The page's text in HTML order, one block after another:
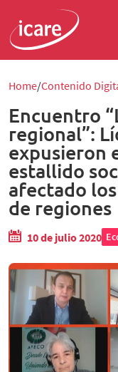
Home Contenido
Encuentro
regional”:
expusieron
estallido
afectado
de regiones
10 de julio 2020